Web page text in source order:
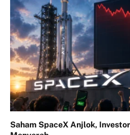
Saham SpaceX Anjlok,